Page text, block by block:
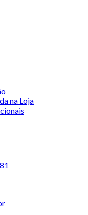
na Loja